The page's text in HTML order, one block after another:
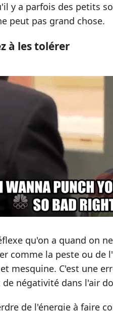
y a parfois des petits
peut pas grand chose.
à les tolérer
qu'on a quand on
comme la peste ou de
mesquine. C'est une
de négativité dans l'air
de l'énergie à faire